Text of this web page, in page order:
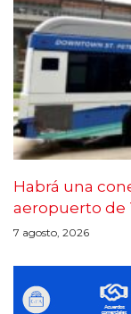
Habrá una
aeropuerto de
7 agosto, 2026